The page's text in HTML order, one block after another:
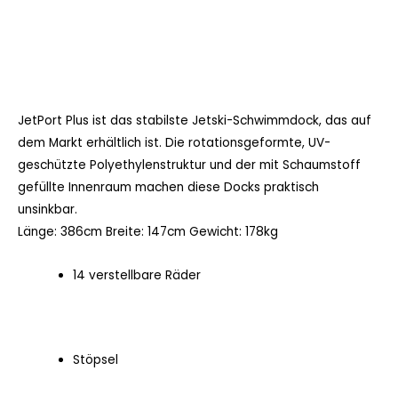
JetPort Plus ist das stabilste Jetski-Schwimmdock, das auf
dem Markt erhältlich ist. Die rotationsgeformte, UV-
geschützte Polyethylenstruktur und der mit Schaumstoff
gefüllte Innenraum machen diese Docks praktisch
unsinkbar.
Länge: 386cm Breite: 147cm Gewicht: 178kg
14 verstellbare Räder
Stöpsel